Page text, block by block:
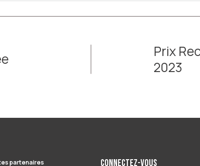
Prix
2023
partenaires Connectez-vous